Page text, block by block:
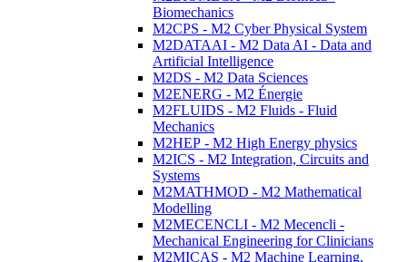
Biomechanics
M2CPS - M2 Cyber Physical System
M2DATAAI - M2 Data AI - Data and
Artificial Intelligence
M2DS - M2 Data Sciences
M2ENERG - M2 Énergie
M2FLUIDS - M2 Fluids - Fluid
Mechanics
M2HEP - M2 High Energy physics
M2ICS - M2 Integration, Circuits and
Systems
M2MATHMOD - M2 Mathematical
Modelling
M2MECENCLI - M2 Mecencli -
Mechanical Engineering for Clinicians
M2MICAS - M2 Machine Learning,